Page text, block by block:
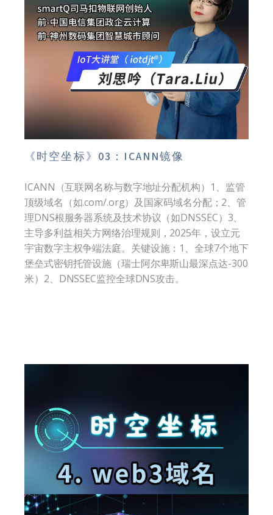
《时空坐标》03：ICANN镜像
ICANN（互联网名称与数字地址分配机构）1、监管
顶级域名（如.com/.org）及国家码域名分配；2、管
理DNS根服务器系统及技术协议（如DNSSEC）3、
主导多利益相关方网络治理规则，2025年，设立元
宇宙数字主权争端法庭。关键设施：1、全球7个地下
堡垒式密钥托管设施（瑞士阿尔卑斯山最深点达-300
米）2、DNSSEC监控全球DNS攻击。